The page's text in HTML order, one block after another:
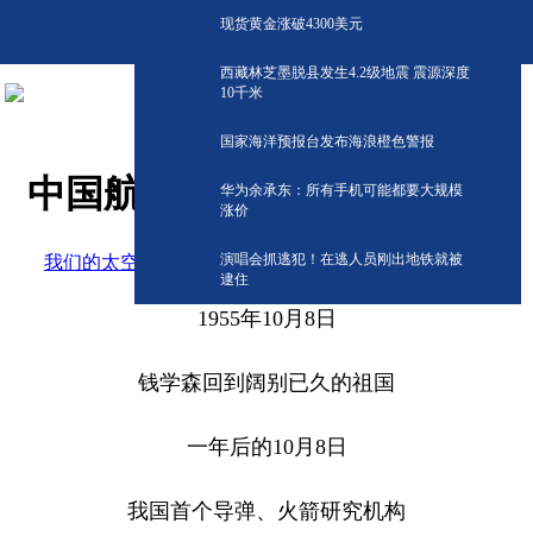
现货黄金涨破4300美元
西藏林芝墨脱县发生4.2级地震 震源深度
10千米
国家海洋预报台发布海浪橙色警报
华为余承东：所有手机可能都要大规模
涨价
演唱会抓逃犯！在逃人员刚出地铁就被
逮住
中国航天，生日快乐！
​我们的太空微信公号 2025-10-08 10:51阅读:0
1955年10月8日
钱学森回到阔别已久的祖国
一年后的10月8日
我国首个导弹、火箭研究机构